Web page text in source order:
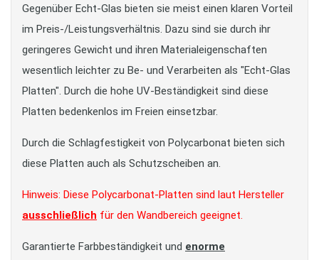
Gegenüber Echt-Glas bieten sie meist einen klaren Vorteil
im Preis-/Leistungsverhältnis. Dazu sind sie durch ihr
geringeres Gewicht und ihren Materialeigenschaften
wesentlich leichter zu Be- und Verarbeiten als "Echt-Glas
Platten". Durch die hohe UV-Beständigkeit sind diese
Platten bedenkenlos im Freien einsetzbar.
Durch die Schlagfestigkeit von Polycarbonat bieten sich
diese Platten auch als Schutzscheiben an.
Hinweis: Diese Polycarbonat-Platten sind laut Hersteller
ausschließlich für den Wandbereich geeignet.
Garantierte Farbbeständigkeit und enorme